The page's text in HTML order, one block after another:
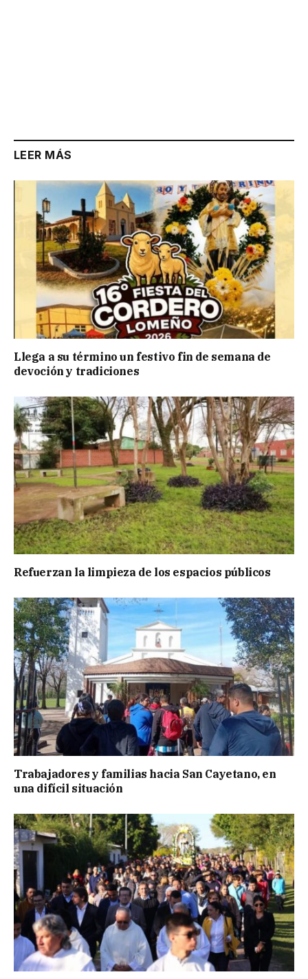
LEER MÁS
Llega a su término un festivo fin de semana de
devoción y tradiciones
Refuerzan la limpieza de los espacios públicos
Trabajadores y familias hacia San Cayetano, en
una difícil situación